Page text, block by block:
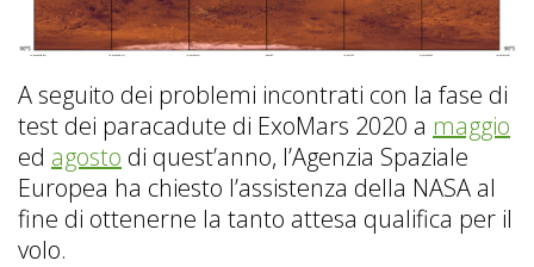
A seguito dei problemi incontrati con la fase di
test dei paracadute di ExoMars 2020 a maggio
ed agosto di quest’anno, l’Agenzia Spaziale
Europea ha chiesto l’assistenza della NASA al
fine di ottenerne la tanto attesa qualifica per il
volo.